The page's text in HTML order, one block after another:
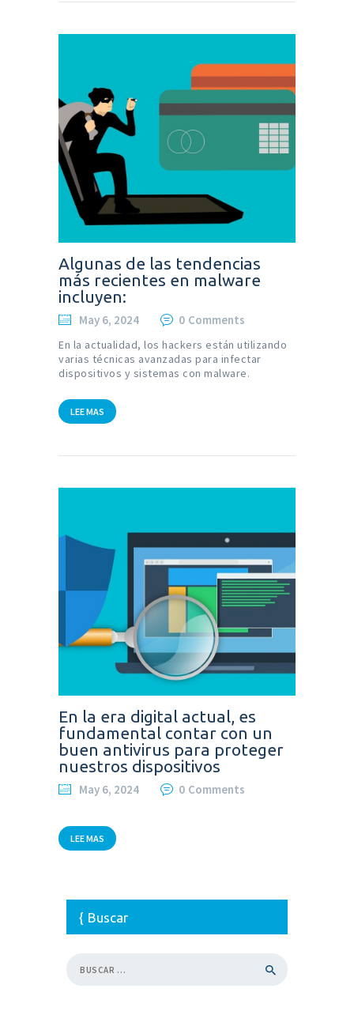
Algunas de las tendencias
más recientes en malware
incluyen:
May 6, 2024 0 Comments
En la actualidad, los hackers están utilizando
varias técnicas avanzadas para infectar
dispositivos y sistemas con malware.
LEE MAS
En la era digital actual, es
fundamental contar con un
buen antivirus para proteger
nuestros dispositivos
May 6, 2024 0 Comments
LEE MAS
Buscar